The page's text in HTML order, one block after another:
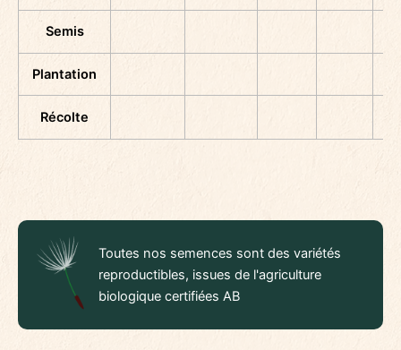
Semis
Plantation
Récolte
Toutes nos semences sont des variétés
reproductibles, issues de l'agriculture
biologique certifiées AB